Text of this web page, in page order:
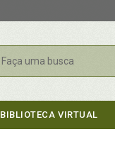
Buscar
BIBLIOTECA VIRTUAL